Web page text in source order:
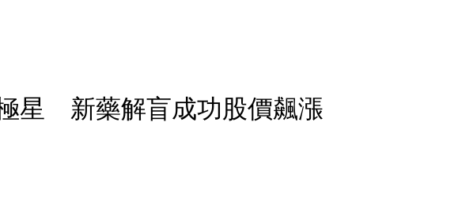
星 新藥解盲成功股價飆漲